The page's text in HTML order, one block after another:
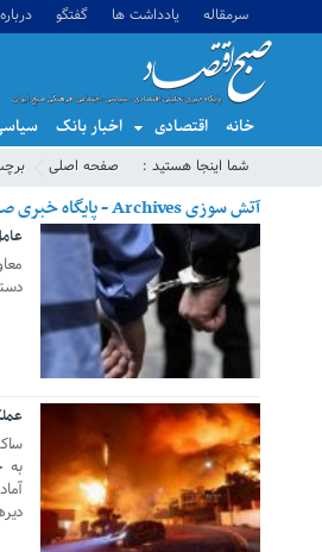
سرمقاله یادداشت ها گفتگو
خانه اقتصادی اخبار بانک
شما اینجا هستید : صفحه اصلی
آتش سوزی Archives - پایگاه خبری صبح اقتصاد آنلاین،تحلیل اقتصادی،اخبار اقتصادی
10 ژوئن 2025
11 ژانویه 2025
به